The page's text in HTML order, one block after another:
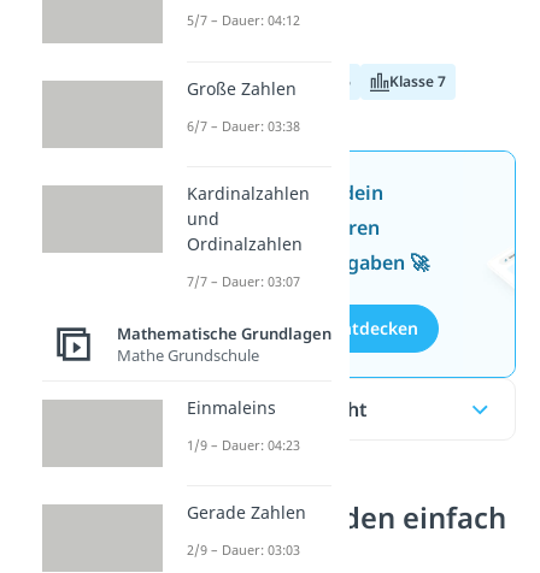
bilden lässt!
Klasse 5 Klasse 6 Klasse 7
Jetzt neu: Teste dein
Wissen mit unseren
kostenlosen Aufgaben 🚀
Aufgaben entdecken
Inhaltsübersicht
Kehrwert bilden einfach
erklärt
5/7 – Dauer: 04:12
Große Zahlen
6/7 – Dauer: 03:38
Kardinalzahlen
und
Ordinalzahlen
7/7 – Dauer: 03:07
Mathematische Grundlagen
Mathe Grundschule
Einmaleins
1/9 – Dauer: 04:23
Gerade Zahlen
2/9 – Dauer: 03:03